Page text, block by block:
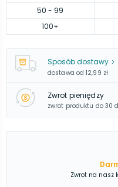
50 - 99
100+
Sposób dostawy
dostawa od 12,99 zł
Zwrot pieniędzy
zwrot produktu do 30
Zwrot na nasz